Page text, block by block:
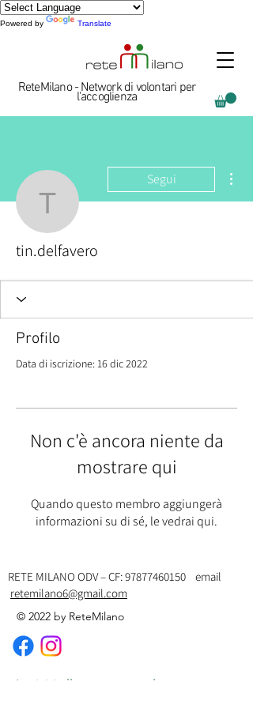
Powered by Translate
ReteMilano - Network di volontari per
l'accoglienza
tin.delfavero
Segui
tin.delfavero
Profilo
Data di iscrizione: 16 dic 2022
Non c'è ancora niente da
mostrare qui
Quando questo membro aggiungerà
informazioni su di sé, le vedrai qui.
RETE MILANO ODV – CF:97877460150 email
retemilano6@gmail.com
© 2022 by ReteMilano
Iscriviti alla nostra newsletter